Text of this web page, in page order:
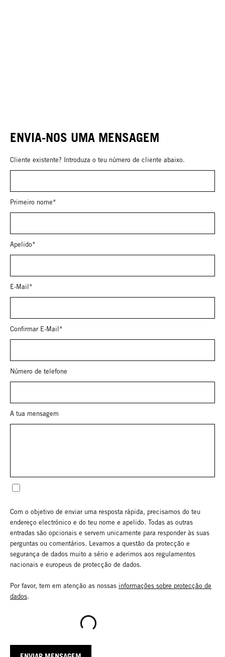
ENVIA-NOS UMA MENSAGEM
Cliente existente? Introduza o teu número de cliente abaixo.
Primeiro nome*
Apelido*
E-Mail*
Confirmar E-Mail*
Número de telefone
A tua mensagem
Com o objetivo de enviar uma resposta rápida, precisamos do teu
endereço electrónico e do teu nome e apelido. Todas as outras
entradas são opcionais e servem unicamente para responder às suas
perguntas ou comentários. Levamos a questão da protecção e
segurança de dados muito a sério e aderimos aos regulamentos
nacionais e europeus de protecção de dados.
Por favor, tem em atenção as nossas informações sobre protecção de
dados.